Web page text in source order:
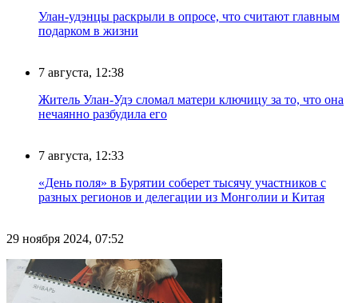
Улан-удэнцы раскрыли в опросе, что считают главным
подарком в жизни
7 августа, 12:38
Житель Улан-Удэ сломал матери ключицу за то, что она
нечаянно разбудила его
7 августа, 12:33
«День поля» в Бурятии соберет тысячу участников с
разных регионов и делегации из Монголии и Китая
29 ноября 2024, 07:52